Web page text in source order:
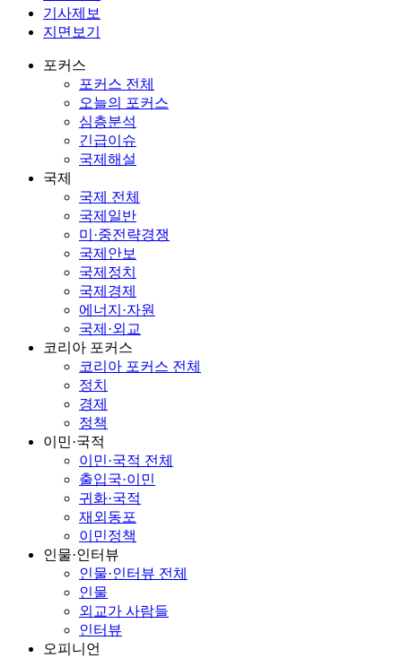
기사제보
지면보기
포커스
포커스 전체
오늘의 포커스
심층분석
긴급이슈
국제해설
국제
국제 전체
국제일반
미·중전략경쟁
국제안보
국제정치
국제경제
에너지·자원
국제·외교
코리아 포커스
코리아 포커스 전체
정치
경제
정책
이민·국적
이민·국적 전체
출입국·이민
귀화·국적
재외동포
이민정책
인물·인터뷰
인물·인터뷰 전체
인물
외교가 사람들
인터뷰
오피니언